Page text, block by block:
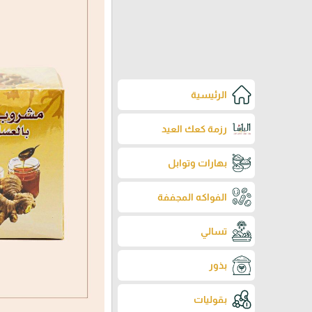
الرئيسية
رزمة كعك العيد
بهارات وتوابل
الفواكه المجففة
تسالي
بذور
بقوليات